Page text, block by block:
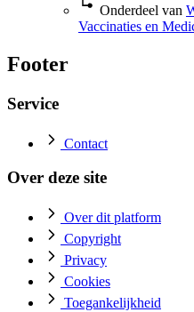
Onderdeel van
Vaccinaties en
Footer
Service
Contact
Over deze site
Over dit platform
Copyright
Privacy
Cookies
Toegankelijkheid